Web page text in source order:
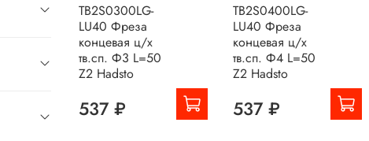
TB2S0300LG-
LU40 Фреза
концевая ц/х
тв.сп. Ф3 L=50
Z2 Hadsto
537 ₽
TB2S0400LG-
LU40 Фреза
концевая ц/х
тв.сп. Ф4 L=50
Z2 Hadsto
537 ₽